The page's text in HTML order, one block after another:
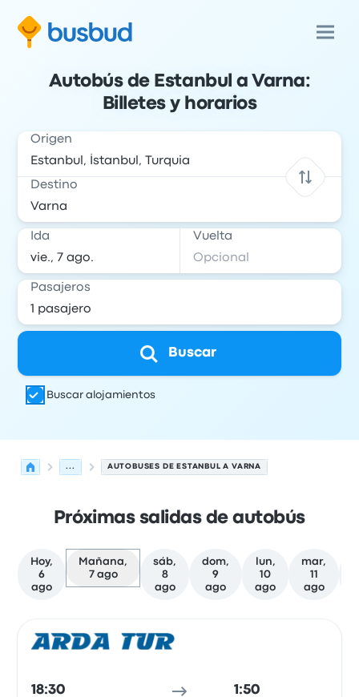
Autobús de Estanbul a Varna:
Billetes y horarios
Origen
Destino
Ida Vuelta
Pasajeros
Buscar
Buscar alojamientos
... AUTOBUSES DE ESTANBUL A VARNA
Próximas salidas de autobús
Hoy,
6
ago
Mañana,
7 ago
sáb,
8
ago
dom,
9
ago
lun,
10
ago
mar,
11
ago
18:30 1:50